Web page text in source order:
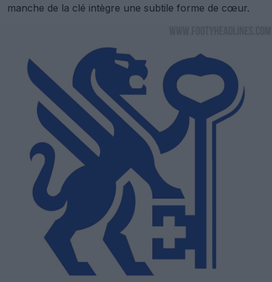
manche de la clé intègre une subtile forme de cœur.